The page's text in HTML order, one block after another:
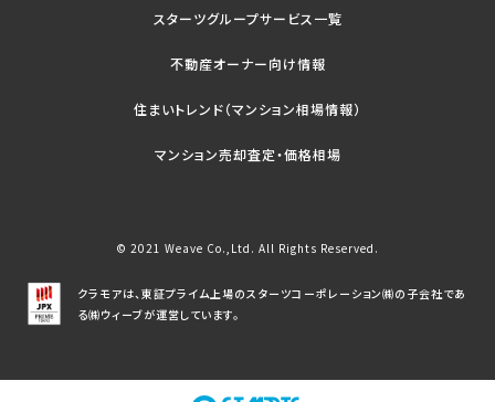
スターツグループサービス一覧
不動産オーナー向け情報
住まいトレンド（マンション相場情報）
マンション売却査定・価格相場
© 2021 Weave Co.,Ltd. All Rights Reserved.
クラモアは、東証プライム上場のスターツコーポレーション㈱の子会社であ
る㈱ウィーブが運営しています。